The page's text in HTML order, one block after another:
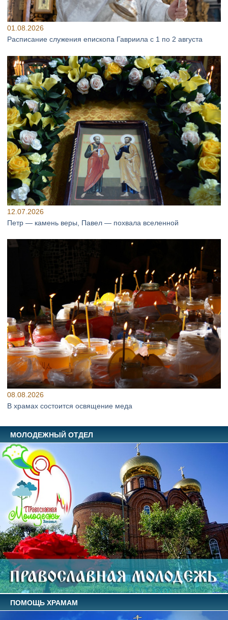
01.08.2026
Расписание служения епископа Гавриила с 1 по 2 августа
12.07.2026
Петр — камень веры, Павел — похвала вселенной
08.08.2026
В храмах состоится освящение меда
МОЛОДЕЖНЫЙ ОТДЕЛ
ПОМОЩЬ ХРАМАМ